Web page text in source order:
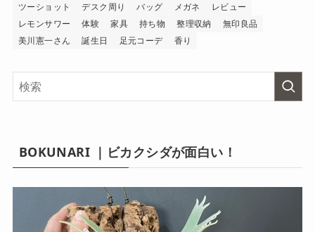
ツーショット
デスク周り バッグ メガネ
レビュー
レモンサワー
体験 家具 持ち物 整理収納
無印良品
美川憲一さん
誕生日 足元コーデ 香り
BOKUNARI ｜ビカクシダが面白い！